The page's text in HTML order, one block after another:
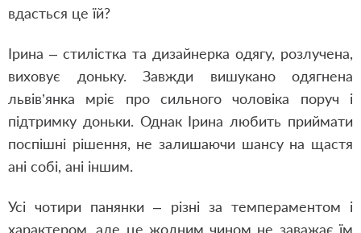
вдасться це їй?
Ірина – стилістка та дизайнерка одягу, розлучена,
виховує доньку. Завжди вишукано одягнена
львів’янка мріє про сильного чоловіка поруч і
підтримку доньки. Однак Ірина любить приймати
поспішні рішення, не залишаючи шансу на щастя
ані собі, ані іншим.
Усі чотири панянки – різні за темпераментом і
характером, але це жодним чином не заважає їм